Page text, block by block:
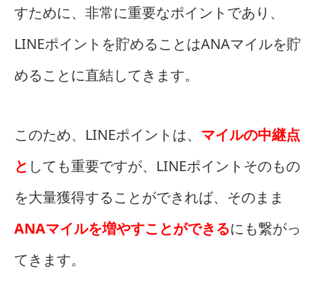
すために、非常に重要なポイントであり、
LINEポイントを貯めることはANAマイルを貯
めることに直結してきます。
このため、LINEポイントは、 マイルの中継点
と しても重要ですが、LINEポイントそのもの
を大量獲得することができれば、そのまま
ANAマイルを増やすことができるにも繋がっ
てきます。